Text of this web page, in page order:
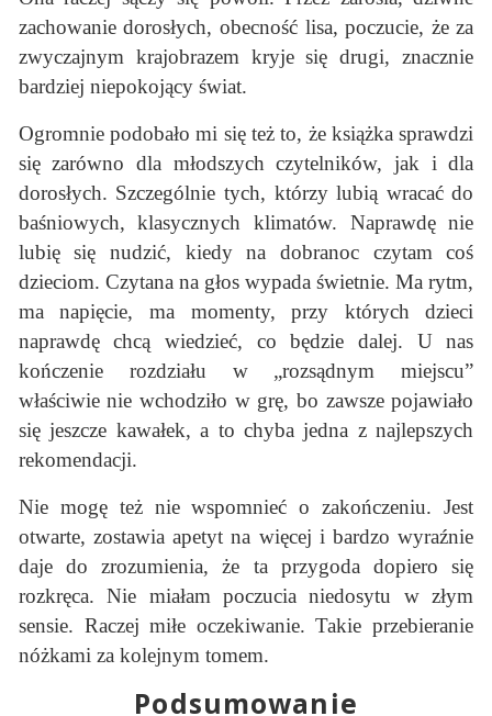
zachowanie dorosłych, obecność lisa, poczucie, że za
zwyczajnym krajobrazem kryje się drugi, znacznie
bardziej niepokojący świat.
Ogromnie podobało mi się też to, że książka sprawdzi
się zarówno dla młodszych czytelników, jak i dla
dorosłych. Szczególnie tych, którzy lubią wracać do
baśniowych, klasycznych klimatów. Naprawdę nie
lubię się nudzić, kiedy na dobranoc czytam coś
dzieciom. Czytana na głos wypada świetnie. Ma rytm,
ma napięcie, ma momenty, przy których dzieci
naprawdę chcą wiedzieć, co będzie dalej. U nas
kończenie rozdziału w „rozsądnym miejscu”
właściwie nie wchodziło w grę, bo zawsze pojawiało
się jeszcze kawałek, a to chyba jedna z najlepszych
rekomendacji.
Nie mogę też nie wspomnieć o zakończeniu. Jest
otwarte, zostawia apetyt na więcej i bardzo wyraźnie
daje do zrozumienia, że ta przygoda dopiero się
rozkręca. Nie miałam poczucia niedosytu w złym
sensie. Raczej miłe oczekiwanie. Takie przebieranie
nóżkami za kolejnym tomem.
Podsumowanie